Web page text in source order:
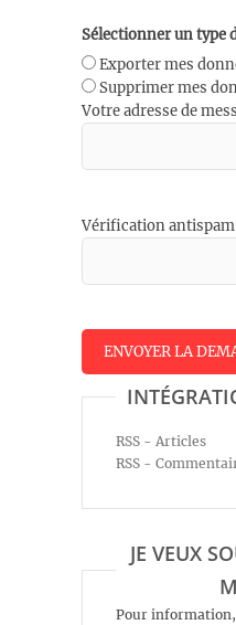
Sélectionner un type
Exporter mes
Supprimer mes
Votre adresse de
Vérification
RSS - Articles
RSS -
JE VEUX
Pour